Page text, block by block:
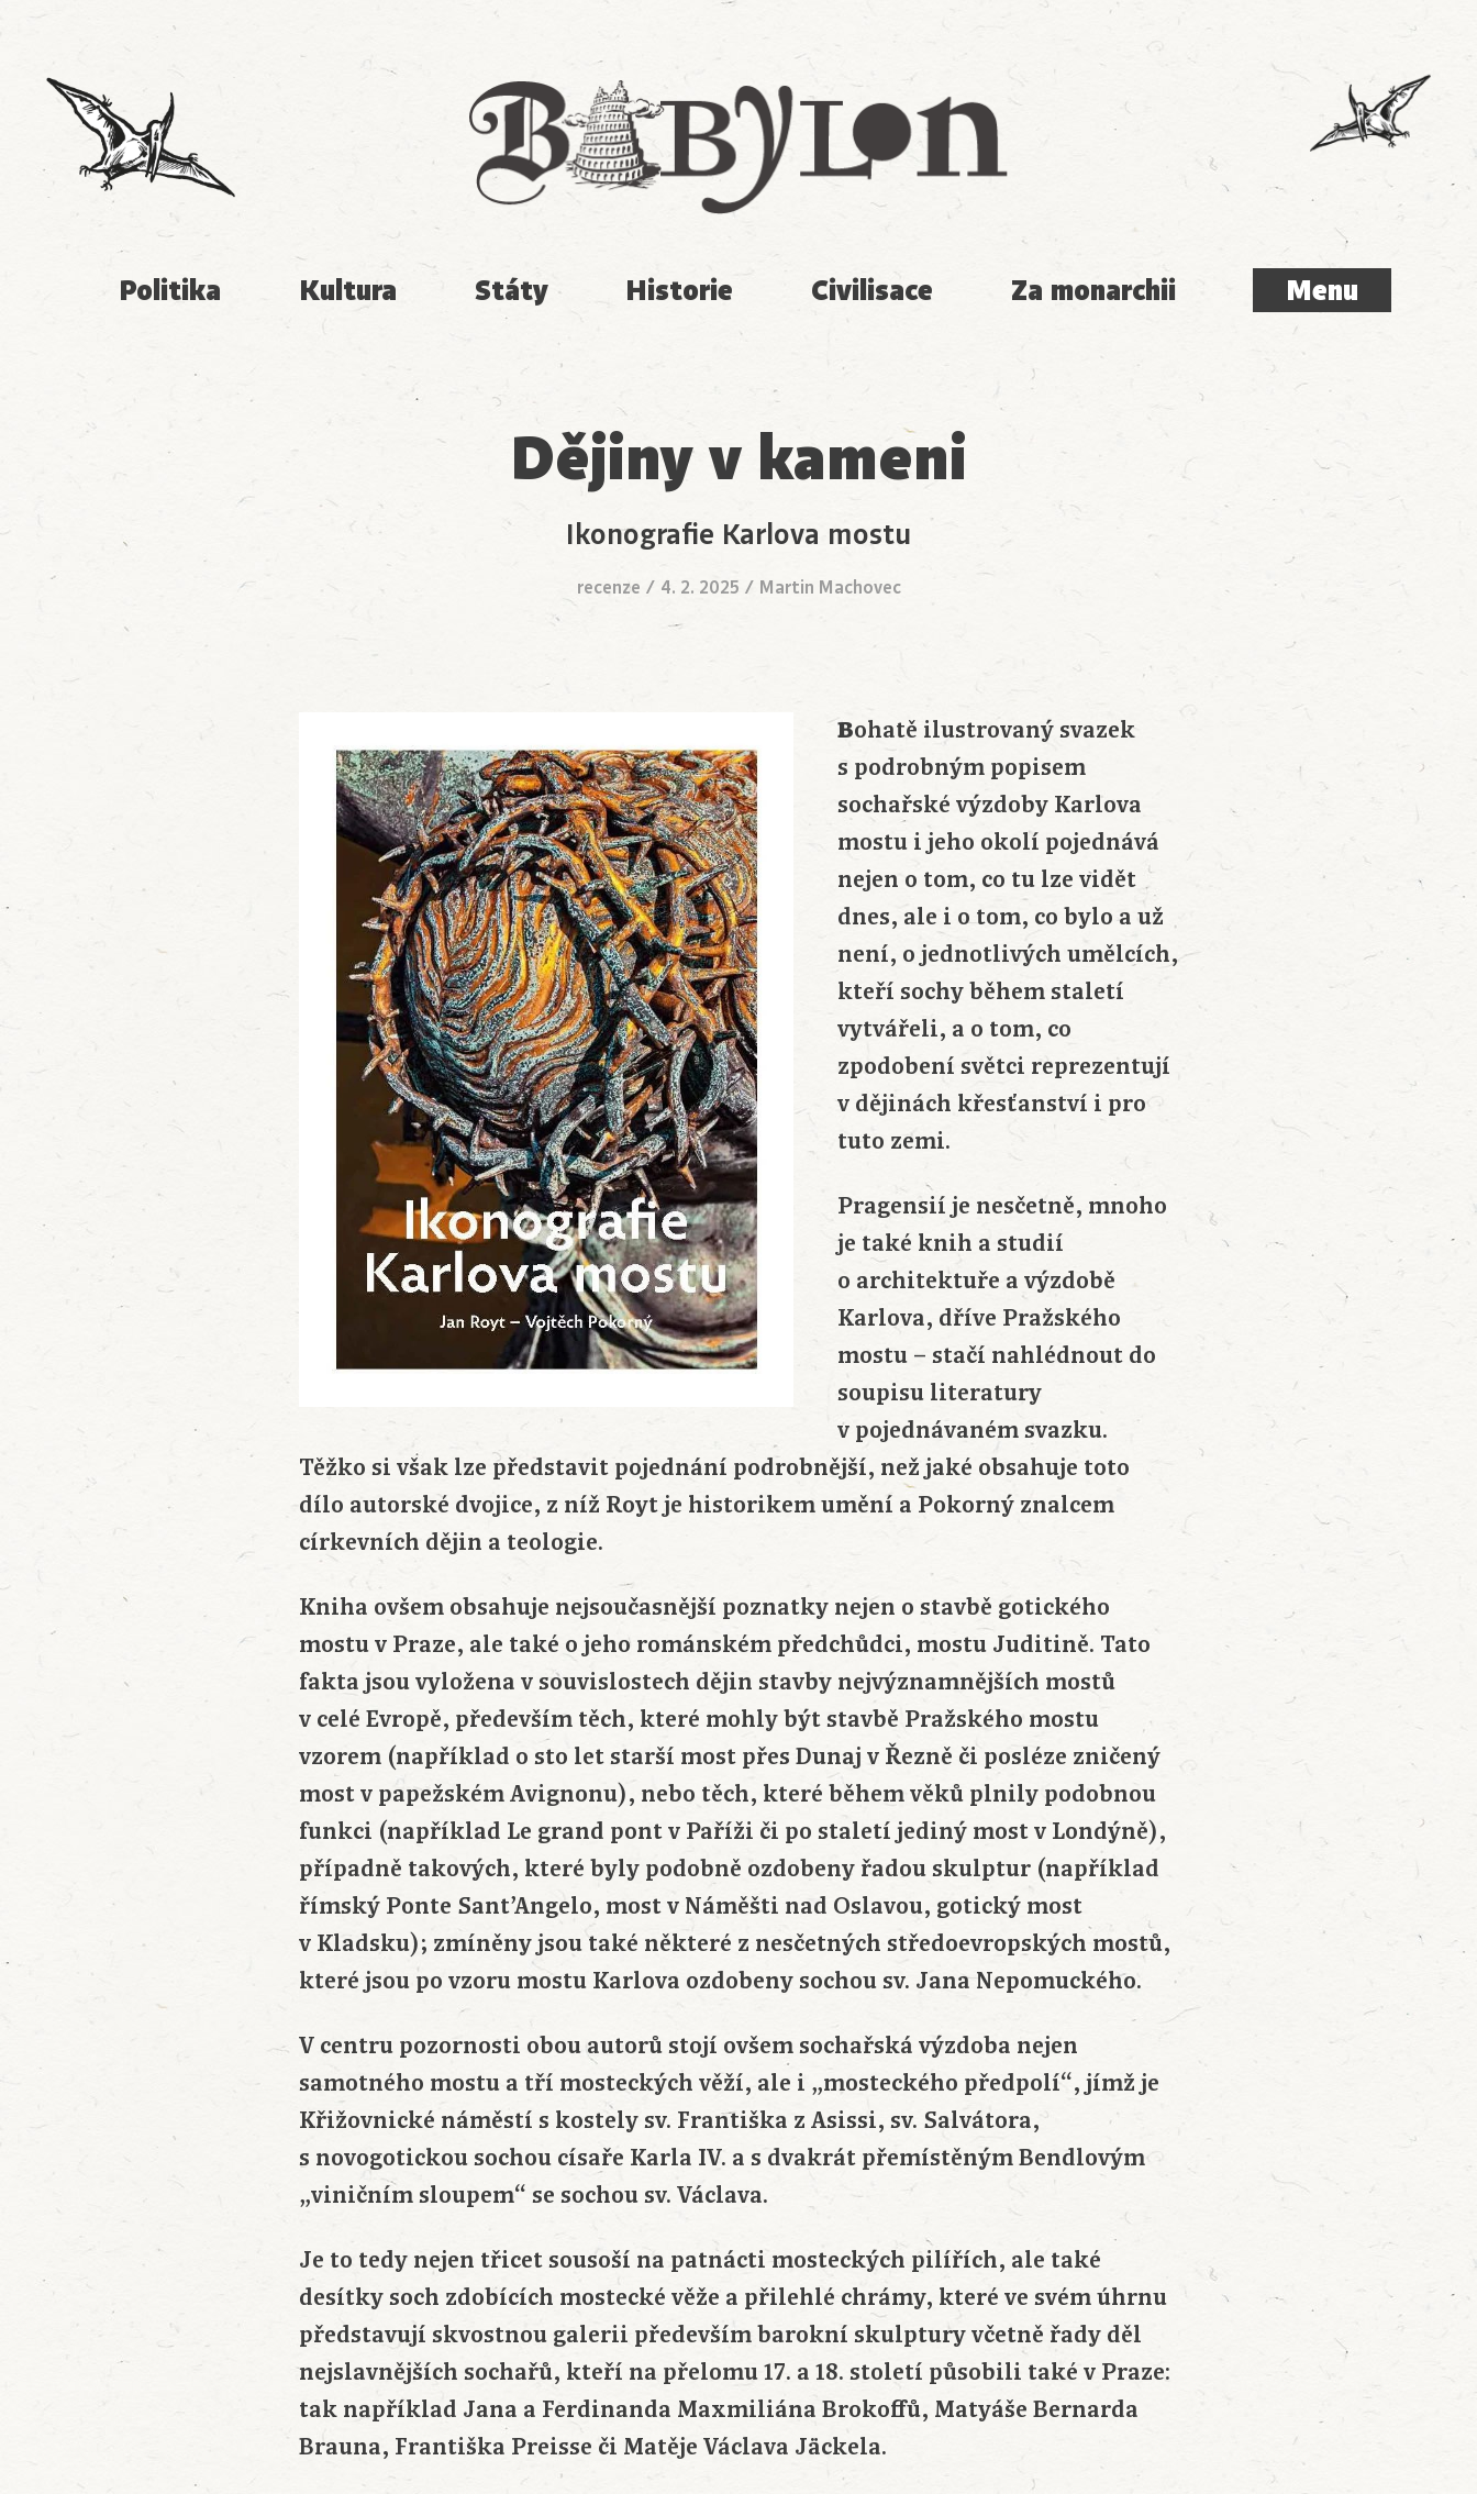
Babylon
Politika Kultura Státy Historie Civilisace Za monarchii Menu
Menu
Dějiny v kameni
Ikonografie Karlova mostu
recenze / 4. 2. 2025 / Martin Machovec
Bohatě ilustrovaný svazek
s podrobným popisem
sochařské výzdoby Karlova
mostu i jeho okolí pojednává
nejen o tom, co tu lze vidět
dnes, ale i o tom, co bylo a už
není, o jednotlivých umělcích,
kteří sochy během staletí
vytvářeli, a o tom, co
zpodobení světci reprezentují
v dějinách křesťanství i pro
tuto zemi.
Pragensií je nesčetně, mnoho
je také knih a studií
o architektuře a výzdobě
Karlova, dříve Pražského
mostu – stačí nahlédnout do
soupisu literatury
v pojednávaném svazku.
Těžko si však lze představit pojednání podrobnější, než jaké obsahuje toto
dílo autorské dvojice, z níž Royt je historikem umění a Pokorný znalcem
církevních dějin a teologie.
Kniha ovšem obsahuje nejsoučasnější poznatky nejen o stavbě gotického
mostu v Praze, ale také o jeho románském předchůdci, mostu Juditině. Tato
fakta jsou vyložena v souvislostech dějin stavby nejvýznamnějších mostů
v celé Evropě, především těch, které mohly být stavbě Pražského mostu
vzorem (například o sto let starší most přes Dunaj v Řezně či posléze zničený
most v papežském Avignonu), nebo těch, které během věků plnily podobnou
funkci (například Le grand pont v Paříži či po staletí jediný most v Londýně),
případně takových, které byly podobně ozdobeny řadou skulptur (například
římský Ponte Sant’Angelo, most v Náměšti nad Oslavou, gotický most
v Kladsku); zmíněny jsou také některé z nesčetných středoevropských mostů,
které jsou po vzoru mostu Karlova ozdobeny sochou sv. Jana Nepomuckého.
V centru pozornosti obou autorů stojí ovšem sochařská výzdoba nejen
samotného mostu a tří mosteckých věží, ale i „mosteckého předpolí“, jímž je
Křižovnické náměstí s kostely sv. Františka z Asissi, sv. Salvátora,
s novogotickou sochou císaře Karla IV. a s dvakrát přemístěným Bendlovým
„viničním sloupem“ se sochou sv. Václava.
Je to tedy nejen třicet sousoší na patnácti mosteckých pilířích, ale také
desítky soch zdobících mostecké věže a přilehlé chrámy, které ve svém úhrnu
představují skvostnou galerii především barokní skulptury včetně řady děl
nejslavnějších sochařů, kteří na přelomu 17. a 18. století působili také v Praze:
tak například Jana a Ferdinanda Maxmiliána Brokoffů, Matyáše Bernarda
Brauna, Františka Preisse či Matěje Václava Jäckela.